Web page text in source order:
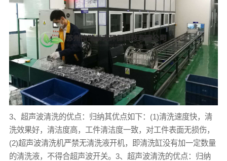
3、超声波清洗的优点：归纳其优点如下：(1)清洗速度快，清
洗效果好，清洁度高，工件清洁度一致，对工件表面无损伤，
(2)超声波清洗机严禁无清洗液开机，即清洗缸没有加一定数量
的清洗液，不得合超声波开关。3、超声波清洗的优点：归纳